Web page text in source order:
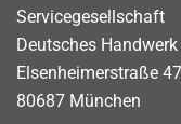
Servicegesellschaft
Deutsches Handwerk
Elsenheimerstraße
80687 München